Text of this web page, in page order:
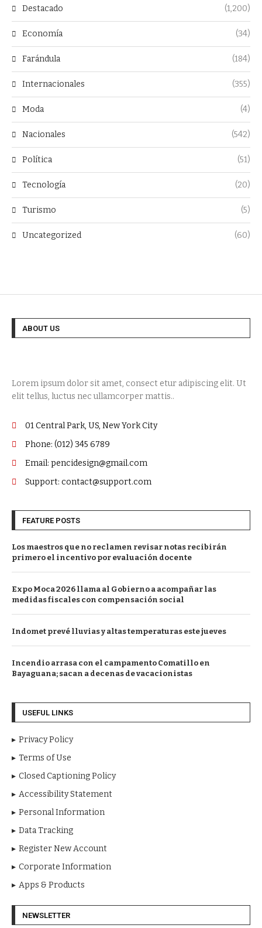
Destacado (1,200)
Economía (34)
Farándula (184)
Internacionales (355)
Moda (4)
Nacionales (542)
Política (51)
Tecnología (20)
Turismo (5)
Uncategorized (60)
ABOUT US
Lorem ipsum dolor sit amet, consect etur adipiscing elit. Ut
elit tellus, luctus nec ullamcorper mattis..
01 Central Park, US, New York City
Phone: (012) 345 6789
Email: pencidesign@gmail.com
Support: contact@support.com
FEATURE POSTS
Los maestros que no reclamen revisar notas recibirán
primero el incentivo por evaluación docente
Expo Moca 2026 llama al Gobierno a acompañar las
medidas fiscales con compensación social
Indomet prevé lluvias y altas temperaturas este jueves
Incendio arrasa con el campamento Comatillo en
Bayaguana; sacan a decenas de vacacionistas
USEFUL LINKS
Privacy Policy
Terms of Use
Closed Captioning Policy
Accessibility Statement
Personal Information
Data Tracking
Register New Account
Corporate Information
Apps & Products
NEWSLETTER